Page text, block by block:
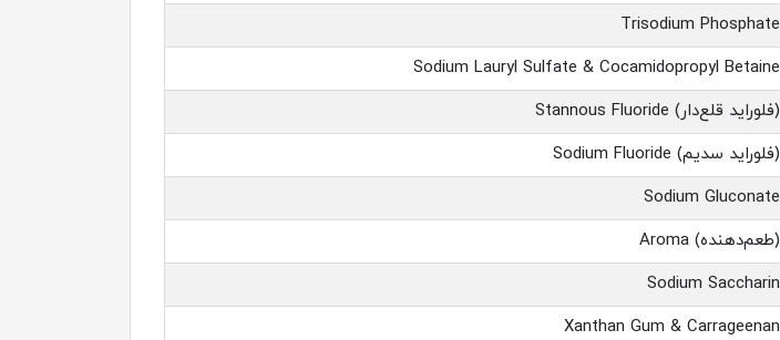
Trisodium Phosphate
Sodium Lauryl Sulfate & Cocamidopropyl Betaine
Stannous Fluoride (فلوراید قلع‌دار)
Sodium Fluoride (فلوراید سدیم)
Sodium Gluconate
Aroma (طعم‌دهنده)
Sodium Saccharin
Xanthan Gum & Carrageenan